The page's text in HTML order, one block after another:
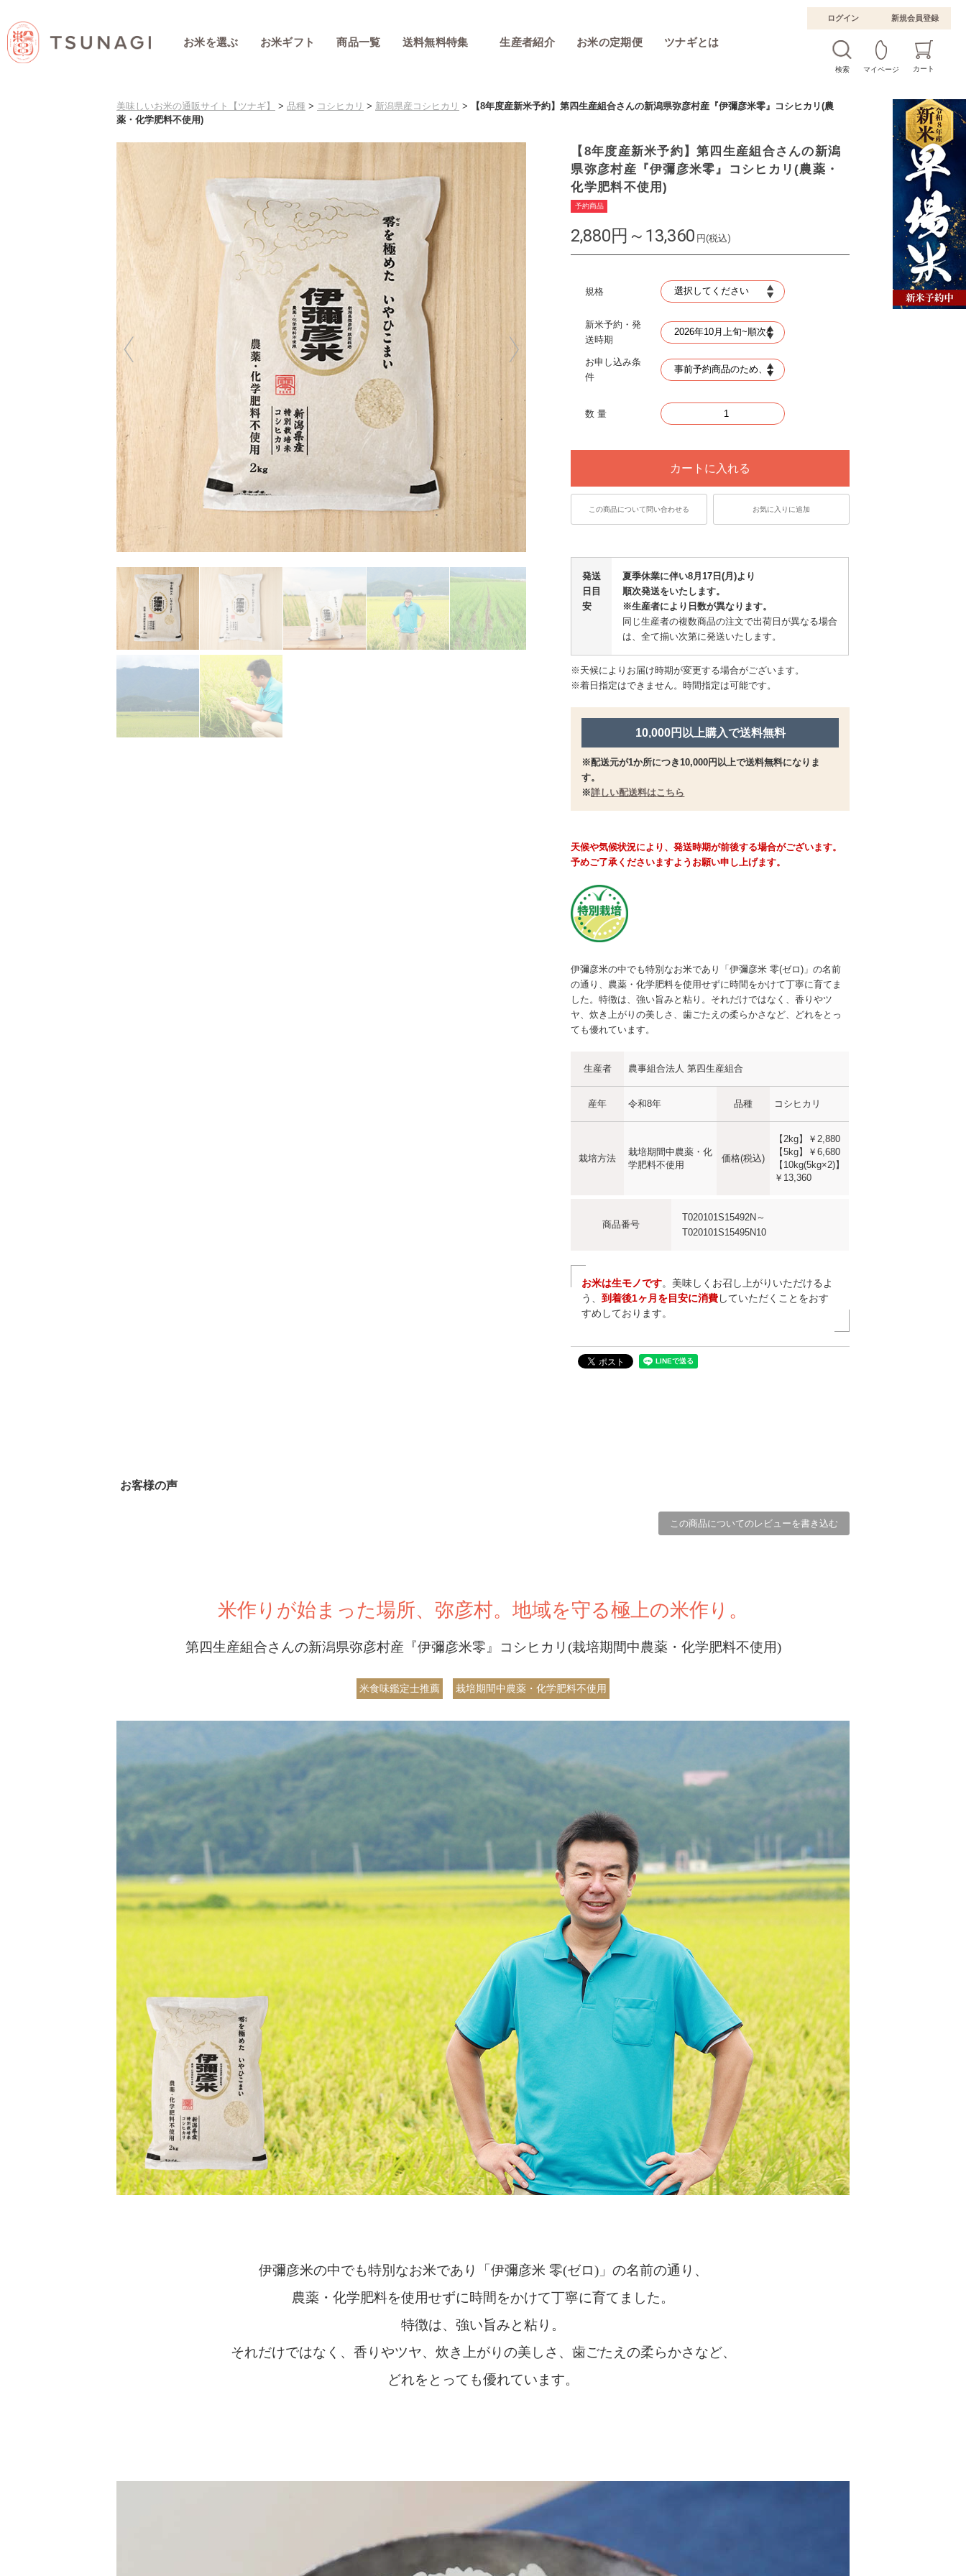
お米を選ぶ お米ギフト 商品一覧 送料無料特集 生産者紹介 お米の定期便 ツナギとは
ログイン 新規会員登録
検索 マイページ カート
美味しいお米の通販サイト【ツナギ】 > 品種 > コシヒカリ > 新潟県産コシヒカリ >
【8年度産新米予約】第四生産組合さんの新潟県弥彦村産『伊彌彦米零』コシヒカリ(農
薬・化学肥料不使用)
【8年度産新米予約】第四生産組合さんの新潟
県弥彦村産『伊彌彦米零』コシヒカリ(農薬・
化学肥料不使用)
予約商品
2,880円～13,360 円(税込)
規格
新米予約・発
送時期
お申し込み条
件
数 量
カートに入れる
この商品について問い合わせる お気に入りに追加
発送
日目
安
夏季休業に伴い8月17日(月)より
順次発送をいたします。
※生産者により日数が異なります。
同じ生産者の複数商品の注文で出荷日が異なる場合
は、全て揃い次第に発送いたします。
※天候によりお届け時期が変更する場合がございます。
※着日指定はできません。時間指定は可能です。
10,000円以上購入で送料無料
※配送元が1か所につき10,000円以上で送料無料になりま
す。
※詳しい配送料はこちら
天候や気候状況により、発送時期が前後する場合がございます。
予めご了承くださいますようお願い申し上げます。
伊彌彦米の中でも特別なお米であり「伊彌彦米 零(ゼロ)」の名前
の通り、農薬・化学肥料を使用せずに時間をかけて丁寧に育てま
した。特徴は、強い旨みと粘り。それだけではなく、香りやツ
ヤ、炊き上がりの美しさ、歯ごたえの柔らかさなど、どれをとっ
ても優れています。
生産者 農事組合法人 第四生産組合
産年 令和8年 品種 コシヒカリ
栽培方法
栽培期間中農薬・化
学肥料不使用
価格(税込)
【2kg】
￥2,880
【5kg】
￥6,680
【10kg(5kg×2)】
￥13,360
商品番号
T020101S15492N～
T020101S15495N10
お米は生モノです。美味しくお召し上がりいただけるよ
う、到着後1ヶ月を目安に消費していただくことをおす
すめしております。
お客様の声
この商品についてのレビューを書き込む
米作りが始まった場所、弥彦村。地域を守る極上の米作り。
第四生産組合さんの新潟県弥彦村産『伊彌彦米零』コシヒカリ(栽培期間中農薬・化学肥料不使用)
米食味鑑定士推薦 栽培期間中農薬・化学肥料不使用
伊彌彦米の中でも特別なお米であり「伊彌彦米 零(ゼロ)」の名前の通り、
農薬・化学肥料を使用せずに時間をかけて丁寧に育てました。
特徴は、強い旨みと粘り。
それだけではなく、香りやツヤ、炊き上がりの美しさ、歯ごたえの柔らかさなど、
どれをとっても優れています。